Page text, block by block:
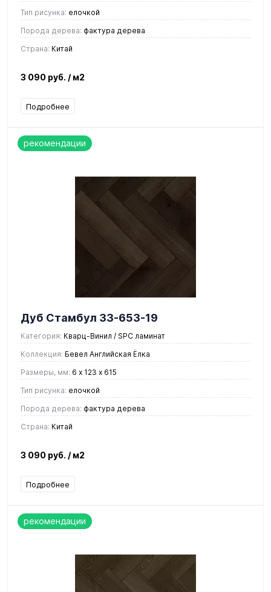
Тип рисунка: елочкой
Порода дерева: фактура дерева
Страна: Китай
3 090 руб. / м2
Подробнее
рекомендации
Дуб Стамбул 33-653-19
Категория: Кварц-Винил / SPC ламинат
Коллекция: Бевел Английская Ёлка
Размеры, мм: 6 х 123 х 615
Тип рисунка: елочкой
Порода дерева: фактура дерева
Страна: Китай
3 090 руб. / м2
Подробнее
рекомендации